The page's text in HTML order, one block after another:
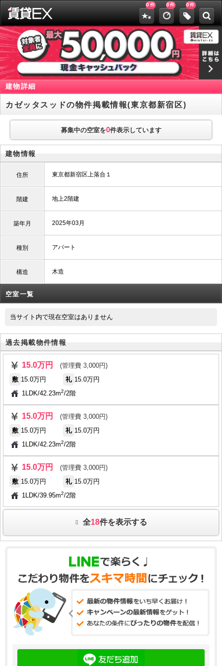
0 件 0件 0件
建物詳細
カゼッタスッドの物件掲載情報(東京都新宿区)
募集中の空室を0件表示しています
建物情報
住所 東京都新宿区上落合１
階建 地上2階建
築年月 2025年03月
種別 アパート
構造 木造
空室一覧
当サイト内で現在空室はありません
過去掲載物件情報
15.0万円
(管理費 3,000円)
敷 15.0万円 礼 15.0万円
1LDK/42.23m2/2階
15.0万円
(管理費 3,000円)
敷 15.0万円 礼 15.0万円
1LDK/42.23m2/2階
15.0万円
(管理費 3,000円)
敷 15.0万円 礼 15.0万円
1LDK/39.95m2/2階
全18件を表示する